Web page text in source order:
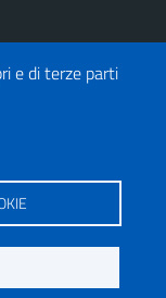
e di terze parti